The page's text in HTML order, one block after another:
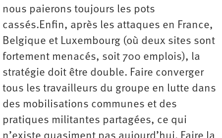
nous paierons toujours les pots
cassés.Enfin, après les attaques en France,
Belgique et Luxembourg (où deux sites sont
fortement menacés, soit 700 emplois), la
stratégie doit être double. Faire converger
tous les travailleurs du groupe en lutte dans
des mobilisations communes et des
pratiques militantes partagées, ce qui